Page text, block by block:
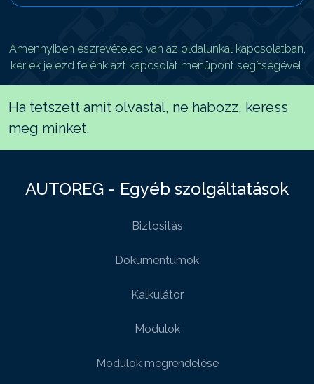
Amennyiben észrevételed van az oldalunkal kapcsolatban,
kérlek jelezd felénk azt kapcsolat menüpont segítségével.
Ha tetszett amit olvastál, ne habozz, keress
meg minket.
AUTOREG - Egyéb szolgáltatások
Biztositás
Dokumentumok
Kalkulátor
Modulok
Modulok megrendelése